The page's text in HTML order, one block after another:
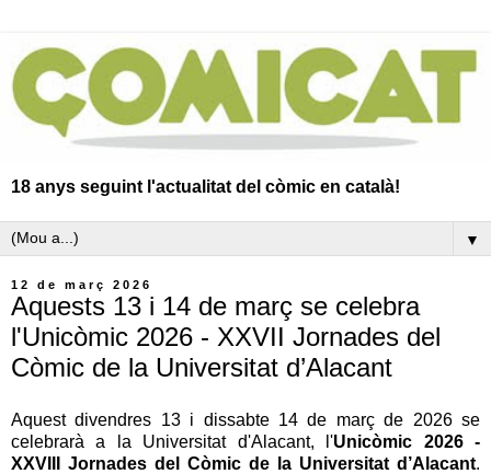
18 anys seguint l'actualitat del còmic en català!
▼
12 de març 2026
Aquests 13 i 14 de març se celebra
l'Unicòmic 2026 - XXVII Jornades del
Còmic de la Universitat d’Alacant
Aquest divendres 13 i dissabte 14 de març de 2026 se
celebrarà a la Universitat d'Alacant, l'Unicòmic 2026 -
XXVIII Jornades del Còmic de la Universitat d’Alacant.